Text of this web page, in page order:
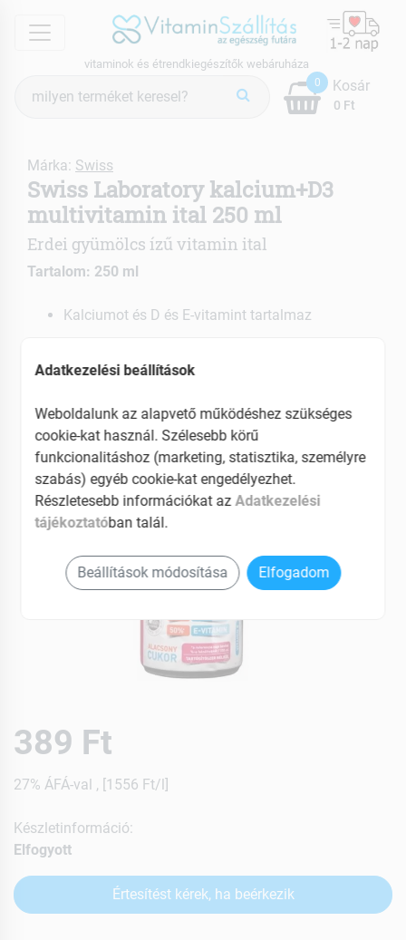
menu
vitaminok és étrendkiegészítők webáruháza
keresés
0
0 Ft
Kosár
Márka: Swiss
Swiss Laboratory kalcium+D3
multivitamin ital 250 ml
Erdei gyümölcs ízű vitamin ital
Tartalom: 250 ml
Kalciumot és D és E-vitamint tartalmaz
389 Ft
27% ÁFÁ-val , [1556 Ft/l]
Készletinformáció:
Elfogyott
Értesítést kérek, ha beérkezik
Adatkezelési beállítások
Weboldalunk az alapvető működéshez szükséges
cookie-kat használ. Szélesebb körű
funkcionalitáshoz (marketing, statisztika, személyre
szabás) egyéb cookie-kat engedélyezhet.
Részletesebb információkat azAdatkezelési
tájékoztatóban talál.
Beállítások módosítása Elfogadom